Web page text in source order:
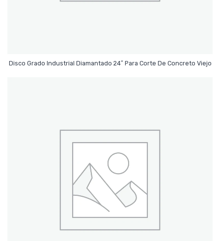
Disco Grado Industrial Diamantado 24″ Para Corte De Concreto Viejo